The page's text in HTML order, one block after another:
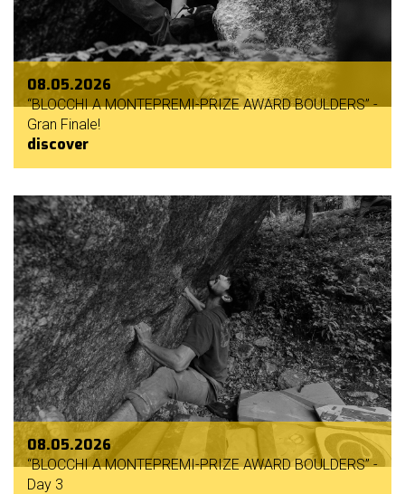
08.05.2026
“BLOCCHI A MONTEPREMI-PRIZE AWARD BOULDERS” -
Gran Finale!
discover
08.05.2026
“BLOCCHI A MONTEPREMI-PRIZE AWARD BOULDERS” -
Day 3